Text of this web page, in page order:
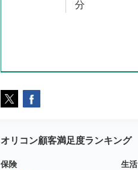
分
オリコン顧客満足度ランキング
保険
生活